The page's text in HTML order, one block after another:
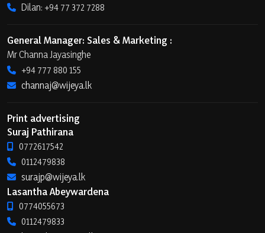
Dilan: +94 77 372 7288
General Manager: Sales & Marketing :
Mr Channa Jayasinghe
+94 777 880 155
channaj@wijeya.lk
Print advertising
Suraj Pathirana
0772617542
0112479838
surajp@wijeya.lk
Lasantha Abeywardena
0774055673
0112479833